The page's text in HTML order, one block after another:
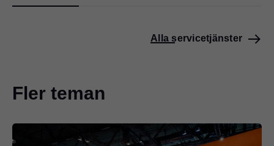
Alla servicetjänster
Fler teman